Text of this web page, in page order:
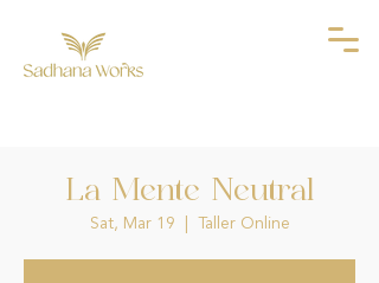
La Mente Neutral
Sat, Mar 19 Taller Online